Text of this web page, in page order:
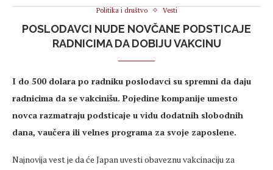
Politika i društvo Vesti
POSLODAVCI NUDE NOVČANE PODSTICAJE
RADNICIMA DA DOBIJU VAKCINU
I do 500 dolara po radniku poslodavci su spremni da daju
radnicima da se vakcinišu. Pojedine kompanije umesto
novca razmatraju podsticaje u vidu dodatnih slobodnih
dana, vaučera ili velnes programa za svoje zaposlene.
Najnovija vest je da će Japan uvesti obaveznu vakcinaciju za